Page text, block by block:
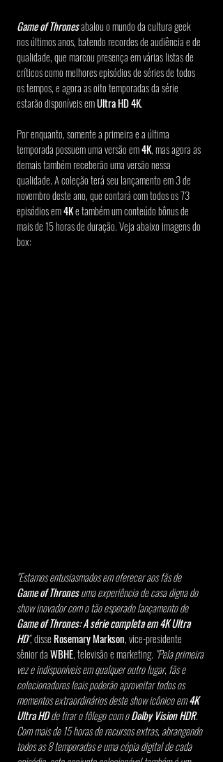
Game of Thrones abalou o mundo da cultura geek
nos últimos anos, batendo recordes de audiência e de
qualidade, que marcou presença em várias listas de
críticos como melhores episódios de séries de todos
os tempos, e agora as oito temporadas da série
estarão disponíveis em Ultra HD 4K.
Por enquanto, somente a primeira e a última
temporada possuem uma versão em 4K, mas agora as
demais também receberão uma versão nessa
qualidade. A coleção terá seu lançamento em 3 de
novembro deste ano, que contará com todos os 73
episódios em 4K e também um conteúdo bônus de
mais de 15 horas de duração. Veja abaixo imagens do
box:
"Estamos entusiasmados em oferecer aos fãs de
Game of Thrones uma experiência de casa digna do
show inovador com o tão esperado lançamento de
Game of Thrones: A série completa em 4K Ultra
HD", disse Rosemary Markson, vice-presidente
sênior da WBHE, televisão e marketing. "Pela primeira
vez e indisponíveis em qualquer outro lugar, fãs e
colecionadores leais poderão aproveitar todos os
momentos extraordinários deste show icônico em 4K
Ultra HD de tirar o fôlego com o Dolby Vision HDR.
Com mais de 15 horas de recursos extras, abrangendo
todos as 8 temporadas e uma cópia digital de cada